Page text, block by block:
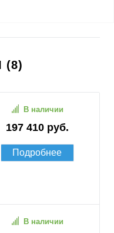
197 410 руб.
В наличии
Подробнее
В наличии